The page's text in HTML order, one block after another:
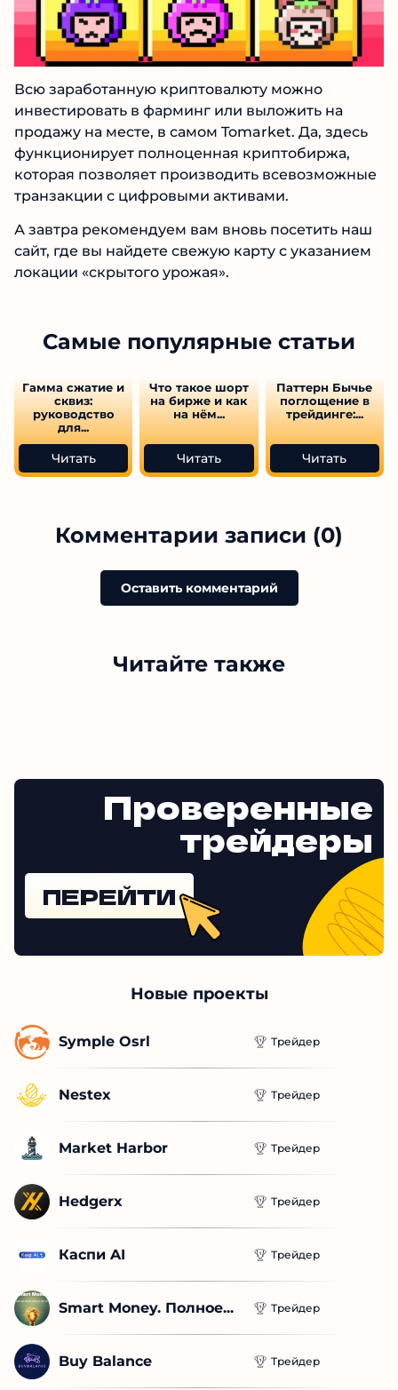
Всю заработанную криптовалюту можно
инвестировать в фарминг или выложить на
продажу на месте, в самом Tomarket. Да, здесь
функционирует полноценная криптобиржа,
которая позволяет производить всевозможные
транзакции с цифровыми активами.
А завтра рекомендуем вам вновь посетить наш
сайт, где вы найдете свежую карту с указанием
локации «скрытого урожая».
Самые популярные статьи
Гамма сжатие и
сквиз:
руководство
для...
Читать
Что такое шорт
на бирже и как
на нём...
Читать
Паттерн Бычье
поглощение в
трейдинге:...
Читать
Комментарии записи (0)
Оставить комментарий
Читайте также
Проверенные
трейдеры
ПЕРЕЙТИ
Новые проекты
Symple Osrl Трейдер
Nestex Трейдер
Market Harbor Трейдер
Hedgerx Трейдер
Каспи AI Трейдер
Smart Money. Полное... Трейдер
Buy Balance Трейдер